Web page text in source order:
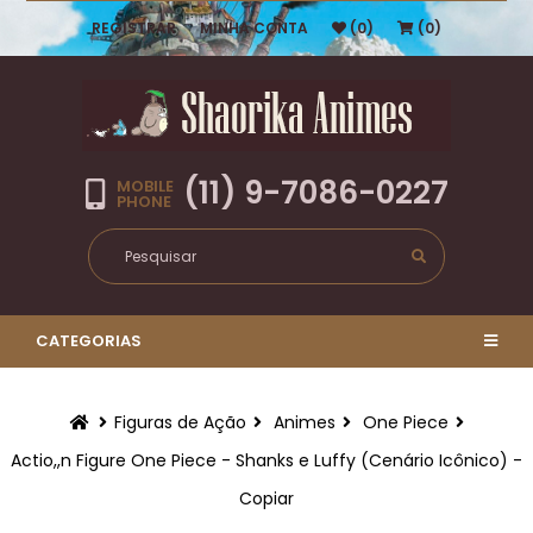
REGISTRAR MINHA CONTA (0) (0)
MOBILE
PHONE (11) 9-7086-0227
CATEGORIAS
Figuras de Ação Animes
One Piece
Actio,,n Figure One Piece - Shanks e Luffy (Cenário Icônico) -
Copiar